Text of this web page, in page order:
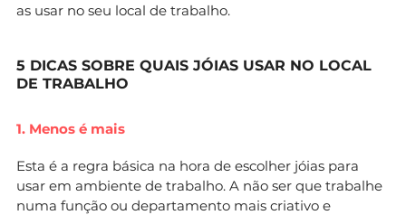
as usar no seu local de trabalho.
5 DICAS SOBRE QUAIS JÓIAS USAR NO LOCAL
DE TRABALHO
1. Menos é mais
Esta é a regra básica na hora de escolher jóias para
usar em ambiente de trabalho. A não ser que trabalhe
numa função ou departamento mais criativo e